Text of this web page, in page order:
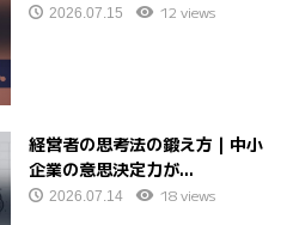
2026.07.15 12 views
経営者の思考法の鍛え方｜中小
企業の意思決定力が...
2026.07.14 18 views